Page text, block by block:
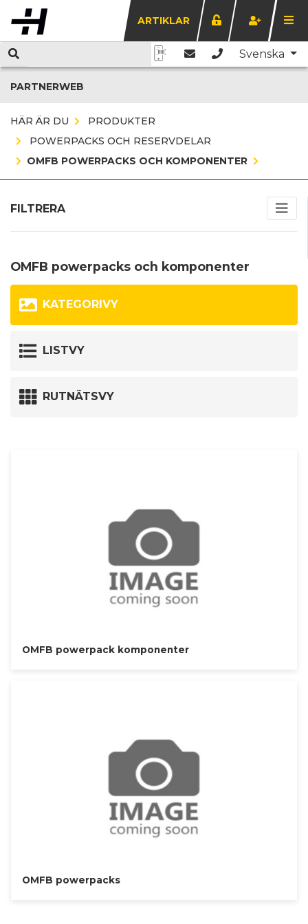
ARTIKLAR
Svenska
PARTNERWEB
HÄR ÄR DU
PRODUKTER
POWERPACKS OCH RESERVDELAR
OMFB POWERPACKS OCH KOMPONENTER
FILTRERA
OMFB powerpacks och komponenter
KATEGORIVY
LISTVY
RUTNÄTSVY
OMFB powerpack komponenter
OMFB powerpacks